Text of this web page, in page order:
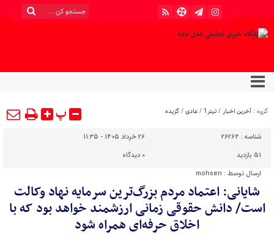
گروه : آخرین اخبار/تیتر1 /عادی/گزیده پ
شناسه : 26264
26 خرداد 1405 - 11:35
51 بازدید
۰ دیدگاه
ارسال توسط : mohsen
شایانی: اعتماد مردم بزرگ‌ترین سرمایه نهاد وکالت
است/ دانش حقوقی زمانی ارزشمند خواهد بود که با
اخلاق حرفه‌ای همراه شود